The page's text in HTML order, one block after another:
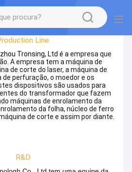
Factory Tour
Line
Tronsing, Ltd é a empresa que
A empresa tem a máquina de
de corte do laser, a máquina de
de perfuração, o moedor e os
dispositivos são usados para
do transformador que fazem
máquinas de enrolamento da
da folha, núcleo de ferro
de corte e assim por diante.
R&D